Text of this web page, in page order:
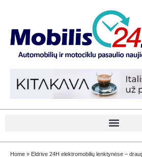
Home » Eldrive 24H elektromobilių lenktynėse –